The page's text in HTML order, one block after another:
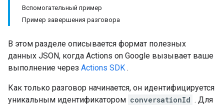
Вспомогательный пример
Пример завершения разговора
В этом разделе описывается формат полезных
данных JSON, когда Actions on Google вызывает ваше
выполнение через Actions SDK .
Как только разговор начинается, он идентифицируется
уникальным идентификатором conversationId . Для